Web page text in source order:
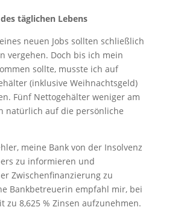
täglichen Lebens
neuen Jobs sollten schließlich
vergehen. Doch bis ich mein
sollte, musste ich auf
(inklusive Weihnachtsgeld)
Fünf Nettogehälter weniger am
natürlich auf die persönliche
meine Bank von der Insolvenz
zu informieren und
Zwischenfinanzierung zu
Bankbetreuerin empfahl mir, bei
zu 8,625 % Zinsen aufzunehmen.